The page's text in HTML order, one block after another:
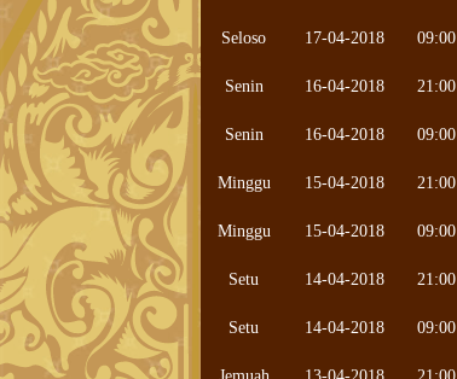
Seloso 17-04-2018 09:00
Senin 16-04-2018 21:00
Senin 16-04-2018 09:00
Minggu 15-04-2018 21:00
Minggu 15-04-2018 09:00
Setu 14-04-2018 21:00
Setu 14-04-2018 09:00